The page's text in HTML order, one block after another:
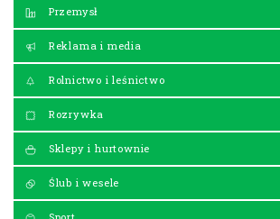
Przemysł
Reklama i media
Rolnictwo i leśnictwo
Rozrywka
Sklepy i hurtownie
Ślub i wesele